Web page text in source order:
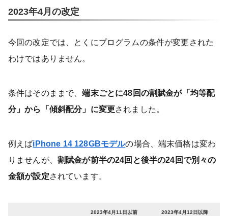
2023年4月の改定
今回の改定では、とくにプログラムの条件が変更された
わけではありません。
条件はそのままで、端末ごとに48回の割賦金が「均等配
分」から「傾斜配分」に変更されました。
例えばiPhone 14 128GBモデルの場合、端末価格は変わ
りませんが、 割賦金が前半の24回と後半の24回で別々の
金額が設定されています。
2023年4月11日以前 2023年4月12日以降